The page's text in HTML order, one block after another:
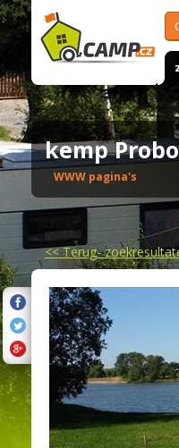
kemp
WWW pagina's
<<Terug-